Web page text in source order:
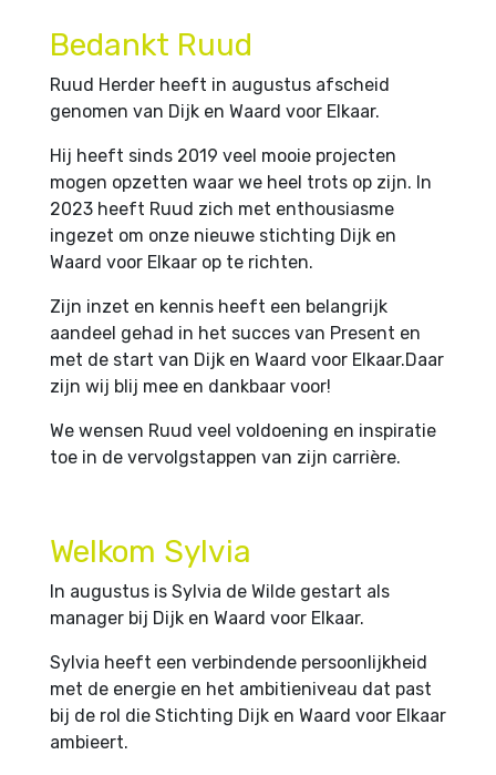
Bedankt Ruud
Ruud Herder heeft in augustus afscheid
genomen van Dijk en Waard voor Elkaar.
Hij heeft sinds 2019 veel mooie projecten
mogen opzetten waar we heel trots op zijn. In
2023 heeft Ruud zich met enthousiasme
ingezet om onze nieuwe stichting Dijk en
Waard voor Elkaar op te richten.
Zijn inzet en kennis heeft een belangrijk
aandeel gehad in het succes van Present en
met de start van Dijk en Waard voor Elkaar.Daar
zijn wij blij mee en dankbaar voor!
We wensen Ruud veel voldoening en inspiratie
toe in de vervolgstappen van zijn carrière.
Welkom Sylvia
In augustus is Sylvia de Wilde gestart als
manager bij Dijk en Waard voor Elkaar.
Sylvia heeft een verbindende persoonlijkheid
met de energie en het ambitieniveau dat past
bij de rol die Stichting Dijk en Waard voor Elkaar
ambieert.